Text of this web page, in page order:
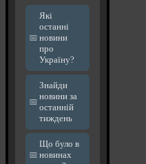
Які
останні
новини
про
Україну?
Знайди
новини за
останній
тиждень
Що було в
новинах